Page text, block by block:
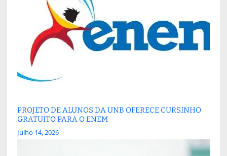
PROJETO DE ALUNOS DA UNB OFERECE CURSINHO
GRATUITO PARA O ENEM
Julho 14, 2026